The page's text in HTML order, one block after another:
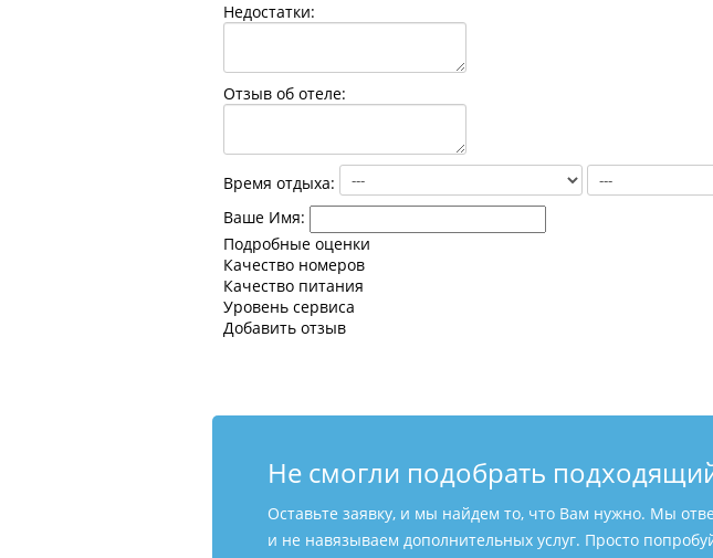
Недостатки:
Отзыв об отеле:
Время отдыха:
Ваше Имя:
Подробные оценки
Качество номеров
Качество питания
Уровень сервиса
Добавить отзыв
Не смогли подобрать
Оставьте заявку, и мы найдем то, что Вам нужно. Мы
и не навязываем дополнительных услуг. Просто